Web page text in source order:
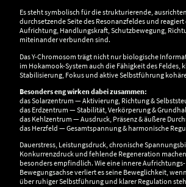
Es steht symbolisch für die strukturierende,
durchsetzende Seite des Resonanzfeldes und
Aufrichtung, Handlungskraft, Schutzbewegung,
miteinander verbunden sind.
Das Y-Chromosom trägt nicht nur biologische
im Hokamook-System auch die Fähigkeit des Feldes,
Stabilisierung, Fokus und aktive Selbstführung
Besonders eng wirken dabei zusammen:
das Solarzentrum — Aktivierung, Richtung &
das Erdzentrum — Stabilität, Verkörperung &
das Kehlzentrum — Ausdruck, Präsenz & äußere
das Herzfeld — Gesamtspannung & harmonische
Dauerstress, Leistungsdruck, chronische
Konkurrenzdruck und fehlende Regeneration
besonders empfindlich. Wie eine innere
Bewegungsachse verliert es seine Beweglichkeit,
über ruhiger Selbstführung und klarer Regulation